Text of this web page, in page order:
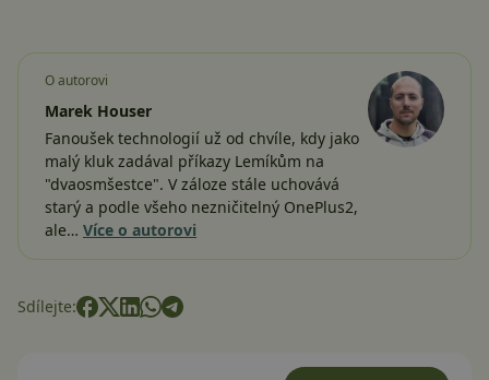
O autorovi
Marek Houser
Fanoušek technologií už od chvíle, kdy jako
malý kluk zadával příkazy Lemíkům na
"dvaosmšestce". V záloze stále uchovává
starý a podle všeho nezničitelný OnePlus2,
ale… Více o autorovi
Sdílejte: